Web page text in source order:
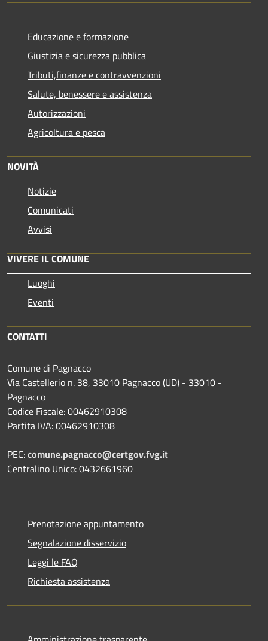
Educazione e formazione
Giustizia e sicurezza pubblica
Tributi,finanze e contravvenzioni
Salute, benessere e assistenza
Autorizzazioni
Agricoltura e pesca
NOVITÀ
Notizie
Comunicati
Avvisi
VIVERE IL COMUNE
Luoghi
Eventi
CONTATTI
Comune di Pagnacco
Via Castellerio n. 38, 33010 Pagnacco (UD) - 33010 -
Pagnacco
Codice Fiscale: 00462910308
Partita IVA: 00462910308
PEC:comune.pagnacco@certgov.fvg.it
Centralino Unico: 0432661960
Prenotazione appuntamento
Segnalazione disservizio
Leggi le FAQ
Richiesta assistenza